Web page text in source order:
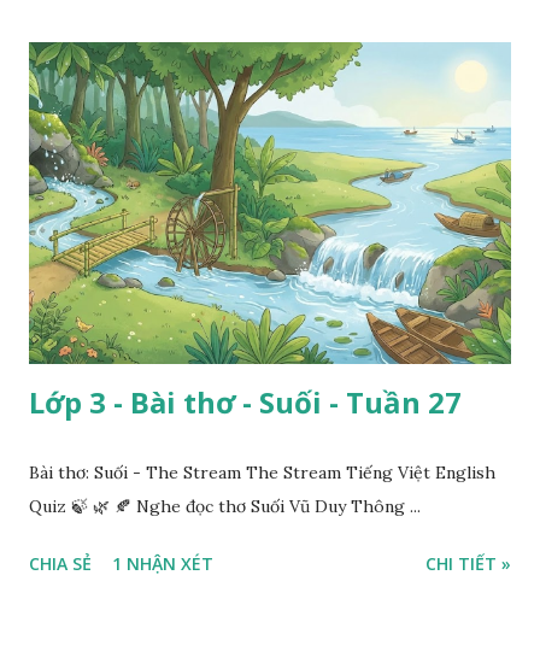
Lớp 3 - Bài thơ - Suối - Tuần 27
Bài thơ: Suối - The Stream The Stream Tiếng Việt English
Quiz 🍃 🌿 🍂 Nghe đọc thơ Suối Vũ Duy Thông ...
CHIA SẺ 1 NHẬN XÉT CHI TIẾT »